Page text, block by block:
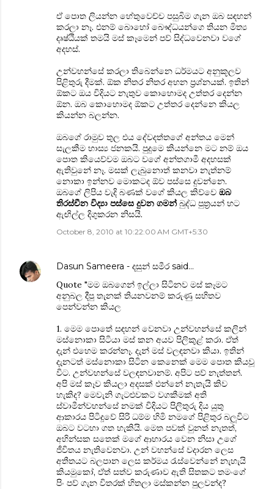
ඒ පොත ලියන්න හේතුවෙච්ච පසුබිම ගැන ඔබ සඳහන්
කරලා නෑ. එනම් බොහෝ බෞද්ධයන්ගෙ තියන මිත්‍ය
දෘෂ්ඨියක් තමයි මස් කෑමෙන් පව් සිද්ධවෙනවා වගේ
අදහස්.
උන්වහන්සේ කරලා තිබෙන්නෙ ධර්මයට අනුකූලව
පිළිතුරු දීමක්. ඕක නිතර නිතර අහන ප්‍රශ්නයක්. ඉතින්
ඕකට ඔය විදියට නැතුව කොහොමද උත්තර දෙන්න
ඕන. ඔබ කොහොමද ඕකට උත්තර දෙන්නෙ කියල
කියන්න බලන්න.
ඔබගේ රාමුව තුල එය දේවදත්තගේ අන්තය මෙන්
සැලකීම හාස්‍ය ජනකයි. පුදුමෙ කියන්නෙ මට නම් ඔය
පොත කියෙව්වම ඔබට වගේ අන්තගාමී අදහසක්
ඇතිවුනේ නෑ. මසක් ලැබුනොත් කනවා නැත්නම්
නොකා ඉන්නව මොකටද ඕව පස්සෙ දුවන්නෙ.
ඔබගේ ලිපිය වැදි බණක් වගේ කියල කිව්වෙ ඔබ
තිරස්චීන විද්‍යා පස්සෙ දුවන ගමන්බුද්ධ පුත්‍රයන් හට
ඇඟිල්ල දිගුකරන නිසයි.
October 8, 2010 at 10:22:00 AM GMT+5:30
Dasun Sameera - දසුන් සමීර said…
Quote "මම ඔබගෙන් ඉල්ලා සිටිනව මස් කෑමට
අනුබල දීපු තැනක් තියනවනම් කරුණු සහිතව
පෙන්වන්න කියල
1. මෙම පොතේ සඳහන් වෙනවා උන්වහන්සේ කලින්
මස්නොකා සිටියා මස් කන අයව පිලිකුළ් කරා. ඒත්
දැන් එහෙම කරන්නෑ. දැන් මස් වලඳනවා කියා. ඉතින්
දැනටත් මස්නොකා සිටින කෙනෙක් මෙම පොත කියවූ
විට. උන්වහන්සේ වලඳනවානම්. අපිට පව් නැත්තන්.
අපි මස් කෑව කියලා අදසක් එන්නේ නැතැයි කිව
හැකිද? මෙවැනි ගැටළුවකට වගකීමක් අති
ස්වාමීන්වහන්සේ නමක් විදියට පිලිතුරු දිය යුතු
ආකාරය පිටිදූවේ සිරි ධම්ම හිමි නමගේ පිළිතුර බලූවිට
ඔබට වටහා ගත හැකියි. මෙත පවක් වුනත් නැතත්,
අහින්සක සතෙක් මගේ ආහාරය වෙන නිසා උගේ
ජීවිතය නැතිවෙනවා. උන් වහන්සේ වදාරන ලෙස
අතීතයට බලපාන ලෙස කර්මය රැස්වෙන්නේ නැහැයි
කියමුකෝ, ඒත් සත්ව කරුණාව ඇති සිතකට තමංගේ
පිං පව් ගැන විතරක් හිතලා මස්කන්න පුලවන්ද?